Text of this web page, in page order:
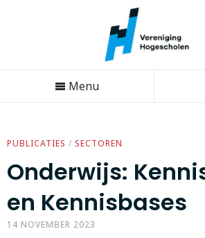
Menu
PUBLICATIES / SECTOREN
Onderwijs:
en Kennisbases
14 NOVEMBER 2023